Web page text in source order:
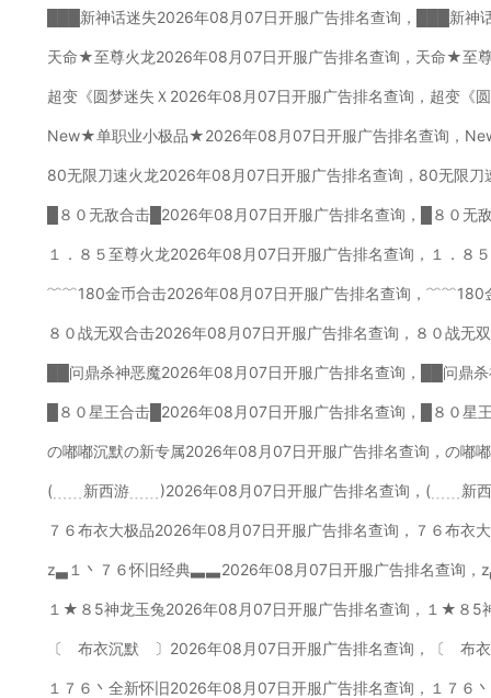
███新神话迷失2026年08月07日开服广告排名查询，███新神
天命★至尊火龙2026年08月07日开服广告排名查询，天命★至
超变《圆梦迷失Ｘ2026年08月07日开服广告排名查询，超变《
New★单职业小极品★2026年08月07日开服广告排名查询，
80无限刀速火龙2026年08月07日开服广告排名查询，80无限刀
█８０无敌合击█2026年08月07日开服广告排名查询，█８０无
１．８５至尊火龙2026年08月07日开服广告排名查询，１．８
﹌﹌180金币合击2026年08月07日开服广告排名查询，﹌﹌180
８０战无双合击2026年08月07日开服广告排名查询，８０战无
██问鼎杀神恶魔2026年08月07日开服广告排名查询，██问鼎
█８０星王合击█2026年08月07日开服广告排名查询，█８０星
の嘟嘟沉默の新专属2026年08月07日开服广告排名查询，の嘟
(﹍﹍新西游﹍﹍)2026年08月07日开服广告排名查询，(﹍﹍新
７６布衣大极品2026年08月07日开服广告排名查询，７６布衣
z▃１丶７６怀旧经典▃▃2026年08月07日开服广告排名查询
１★８5神龙玉兔2026年08月07日开服广告排名查询，１★８5
〔 布衣沉默 〕2026年08月07日开服广告排名查询，〔 布
１７６丶全新怀旧2026年08月07日开服广告排名查询，１７６